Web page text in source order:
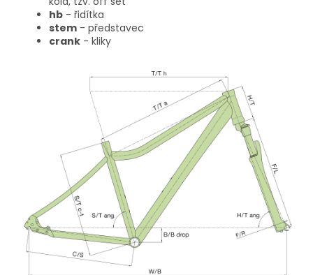
hb - řidítka
stem - představec
crank - kliky